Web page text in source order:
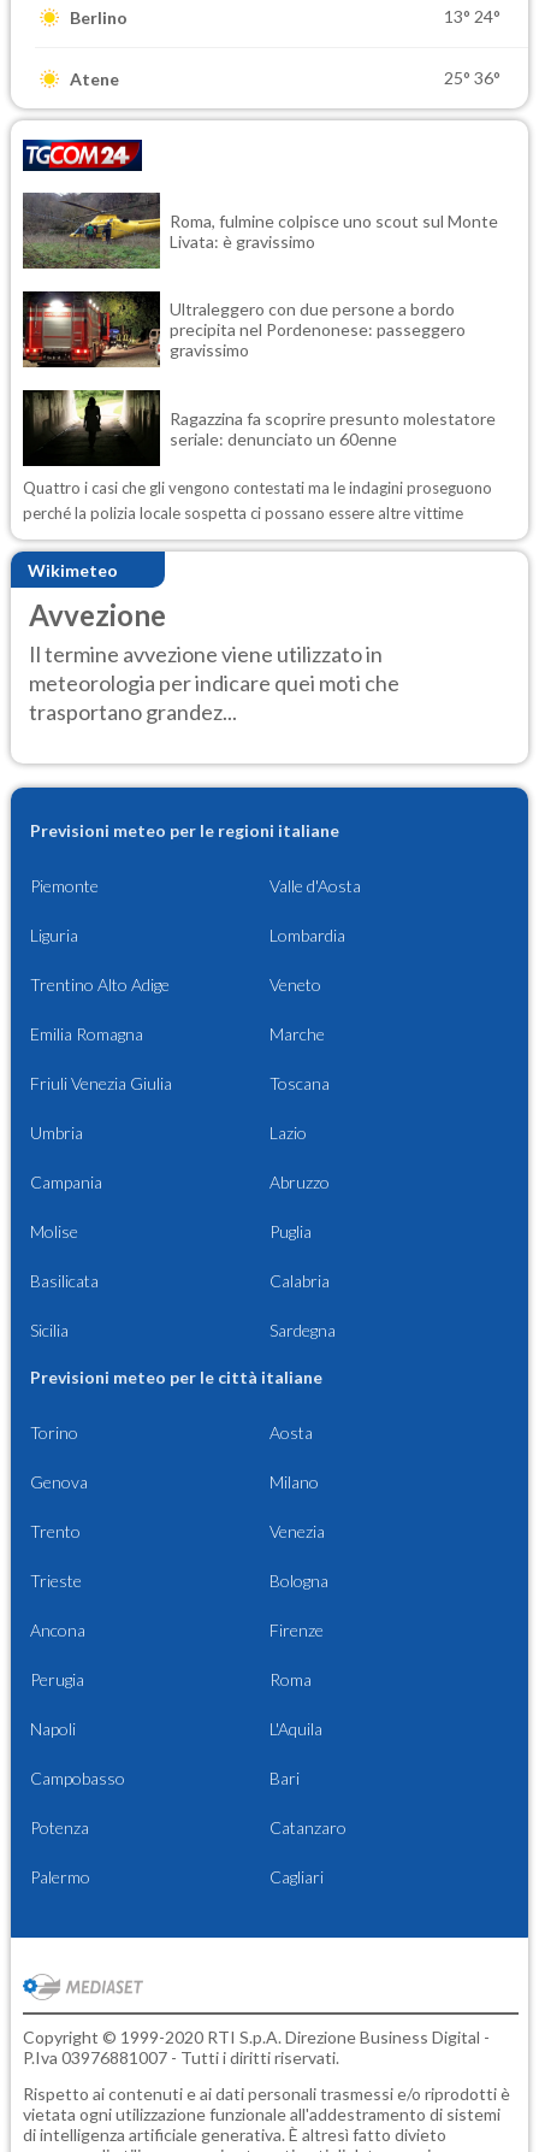
Berlino 13° 24°
Atene 25° 36°
Roma, fulmine colpisce uno scout sul Monte
Livata: è gravissimo
Ultraleggero con due persone a bordo
precipita nel Pordenonese: passeggero
gravissimo
Ragazzina fa scoprire presunto molestatore
seriale: denunciato un 60enne
Quattro i casi che gli vengono contestati ma le indagini proseguono
perché la polizia locale sospetta ci possano essere altre vittime
Wikimeteo
Avvezione
Il termine avvezione viene utilizzato in
meteorologia per indicare quei moti che
trasportano grandez...
Previsioni meteo per le regioni italiane
Piemonte Valle d'Aosta
Liguria Lombardia
Trentino Alto Adige Veneto
Emilia Romagna Marche
Friuli Venezia Giulia Toscana
Umbria Lazio
Campania Abruzzo
Molise Puglia
Basilicata Calabria
Sicilia Sardegna
Previsioni meteo per le città italiane
Torino Aosta
Genova Milano
Trento Venezia
Trieste Bologna
Ancona Firenze
Perugia Roma
Napoli L'Aquila
Campobasso Bari
Potenza Catanzaro
Palermo Cagliari
Copyright © 1999-2020 RTI S.p.A. Direzione Business Digital -
P.Iva 03976881007 - Tutti i diritti riservati.
Rispetto ai contenuti e ai dati personali trasmessi e/o riprodotti è
vietata ogni utilizzazione funzionale all'addestramento di sistemi
di intelligenza artificiale generativa. È altresì fatto divieto